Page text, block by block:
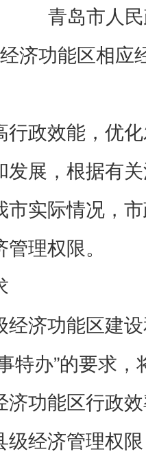
青岛市人民
功能区相应
政效能，优化
发展，根据有
市实际情况，
理权限。
济功能区建设
特办”的要求
济功能区行政
级经济管理权